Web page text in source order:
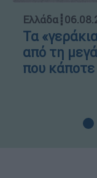
Ελλάδα┋
Τα
από τη
που